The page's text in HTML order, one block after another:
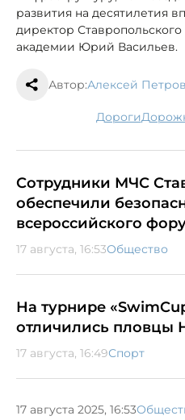
развития на десятилетия
директор
академии Юрий Васильев.
Автор:Алексей Петров
дороги
Сотрудники МЧС
обеспечили
всероссийского
17 августа, 16:53Общество
На турнире
отличились пловцы
17 августа, 16:49Спорт
17 августа 2025, 16:53